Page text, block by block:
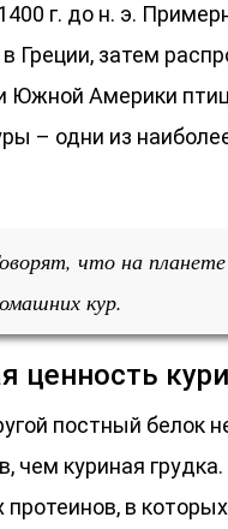
г. до н. э.
Греции, затем
Южной Америки
– одни из
что на
кур.
ценность
постный белок
чем куриная
протеинов, в